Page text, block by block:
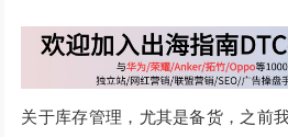
关于库存管理，尤其是备货，之前